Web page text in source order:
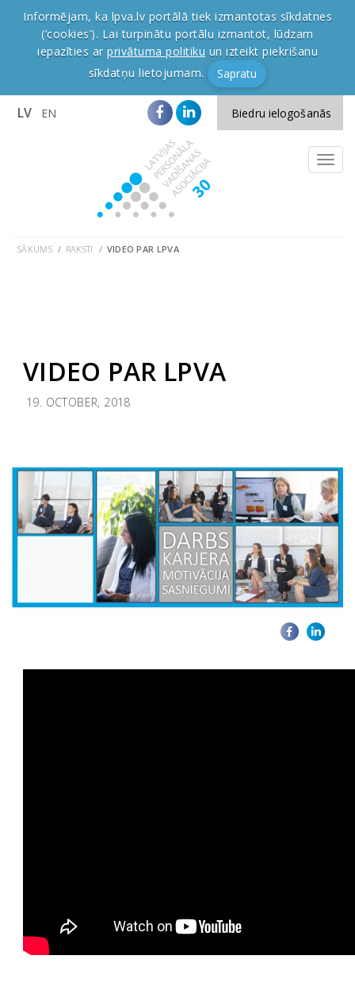
Informējam, ka lpva.lv portālā tiek izmantotas sīkdatnes
(‘cookies’). Lai turpinātu portālu izmantot, lūdzam
iepazīties ar privātuma politiku un izteikt piekrišanu
sīkdatņu lietojumam.
Sapratu
LV EN Biedru ielogošanās
SĀKUMS RAKSTI VIDEO PAR LPVA
VIDEO PAR LPVA
19. OCTOBER, 2018